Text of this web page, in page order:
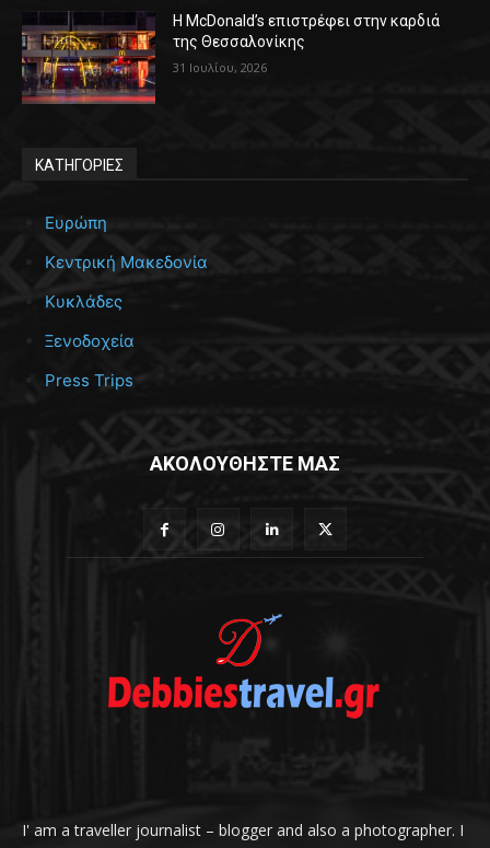
Η McDonald’s επιστρέφει στην καρδιά
της Θεσσαλονίκης
31 Ιουλίου, 2026
ΚΑΤΗΓΟΡΙΕΣ
Ευρώπη
Κεντρική Μακεδονία
Κυκλάδες
Ξενοδοχεία
Press Trips
ΑΚΟΛΟΥΘΗΣΤΕ ΜΑΣ
I' am a traveller journalist – blogger and also a photographer. I